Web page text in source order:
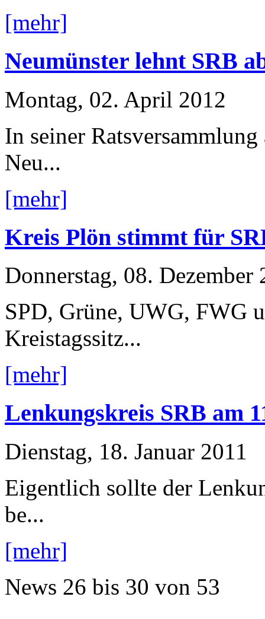
[mehr]
Neumünster lehnt SRB
Montag, 02. April 2012
In seiner
Neu...
[mehr]
Kreis Plön stimmt für
Donnerstag, 08. Dezember
SPD, Grüne, UWG, FWG
Kreistagssitz...
[mehr]
Lenkungskreis SRB am
Dienstag, 18. Januar 2011
Eigentlich sollte der
be...
[mehr]
News 26 bis 30 von 53